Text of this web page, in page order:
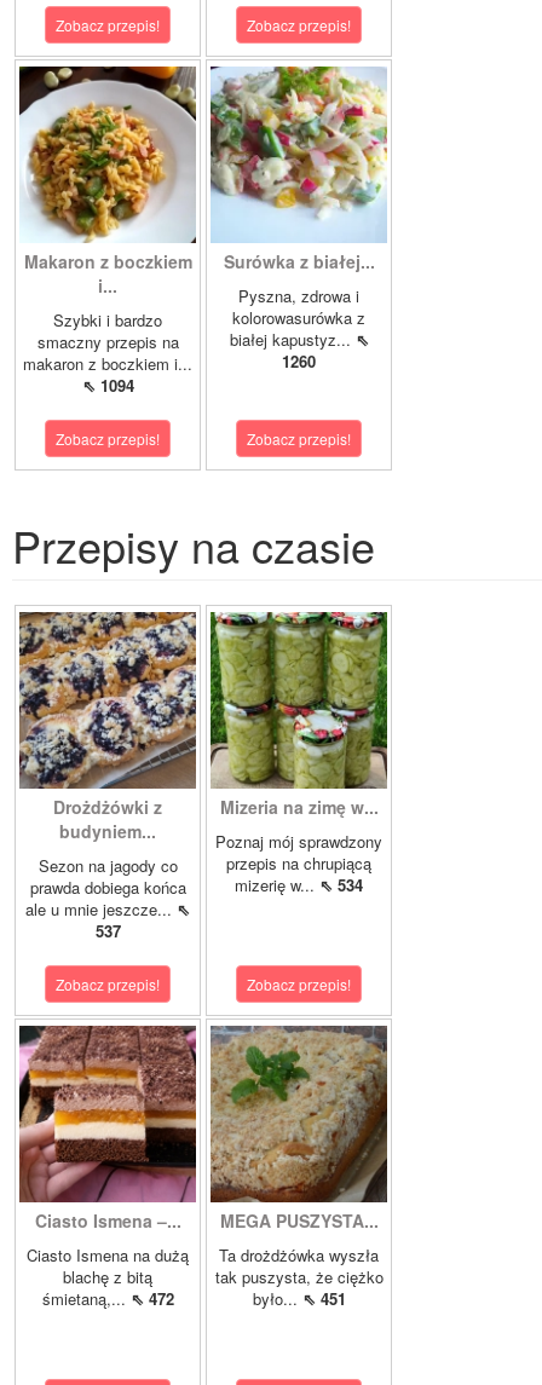
Zobacz przepis! Zobacz przepis!
Makaron z boczkiem
i...
Szybki i bardzo
smaczny przepis na
makaron z boczkiem i...
⇖ 1094
Zobacz przepis!
Surówka z białej...
Pyszna, zdrowa i
kolorowasurówka z
białej kapustyz... ⇖
1260
Zobacz przepis!
Przepisy na czasie
Drożdżówki z
budyniem...
Sezon na jagody co
prawda dobiega końca
ale u mnie jeszcze... ⇖
537
Zobacz przepis!
Mizeria na zimę w...
Poznaj mój sprawdzony
przepis na chrupiącą
mizerię w... ⇖ 534
Zobacz przepis!
Ciasto Ismena –...
Ciasto Ismena na dużą
blachę z bitą
śmietaną,... ⇖ 472
MEGA PUSZYSTA...
Ta drożdżówka wyszła
tak puszysta, że ciężko
było... ⇖ 451